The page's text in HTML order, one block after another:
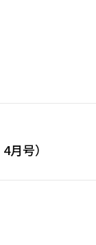
月号）